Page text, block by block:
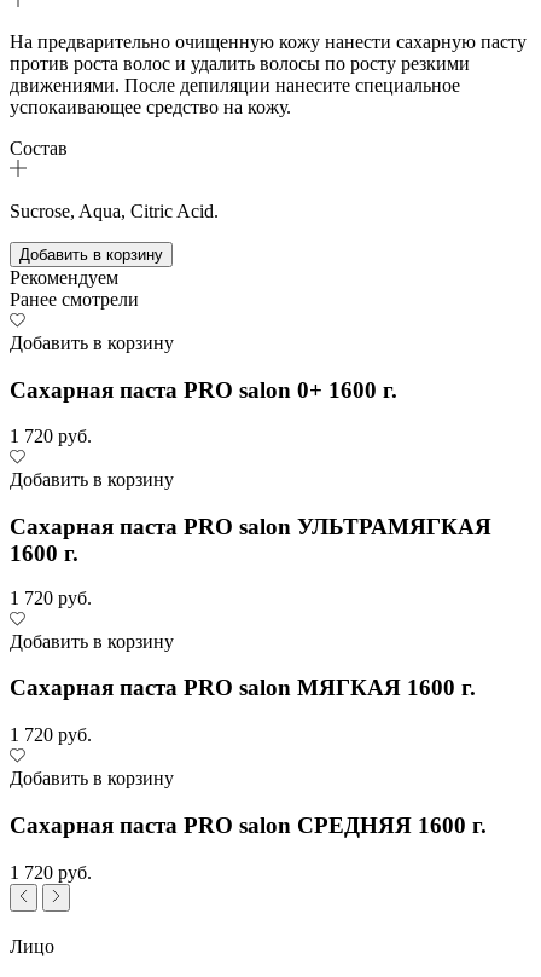
На предварительно очищенную кожу нанести сахарную пасту
против роста волос и удалить волосы по росту резкими
движениями. После депиляции нанесите специальное
успокаивающее средство на кожу.
Состав
Sucrose, Aqua, Citric Acid.
Добавить в корзину
Рекомендуем
Ранее смотрели
Добавить в корзину
Сахарная паста PRO salon 0+ 1600 г.
1 720 руб.
Добавить в корзину
Сахарная паста PRO salon УЛЬТРАМЯГКАЯ
1600 г.
1 720 руб.
Добавить в корзину
Сахарная паста PRO salon МЯГКАЯ 1600 г.
1 720 руб.
Добавить в корзину
Сахарная паста PRO salon СРЕДНЯЯ 1600 г.
1 720 руб.
Лицо